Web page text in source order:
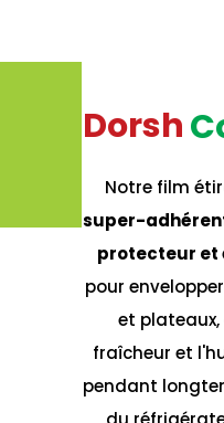
C
Dorsh
Notre film
super-
protecteur et
pour
et
fraîcheur et
pendant